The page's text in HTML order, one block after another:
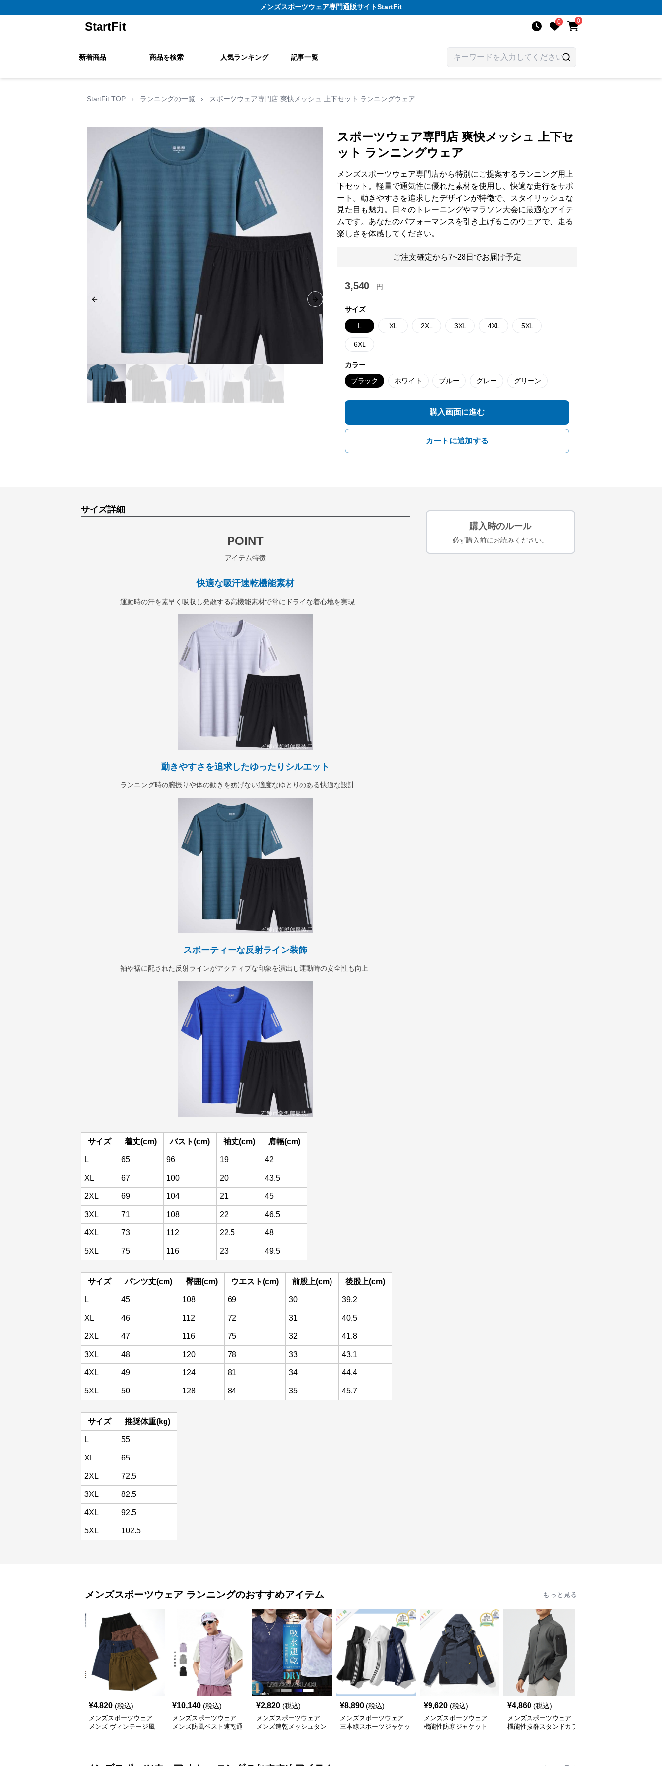
メンズスポーツウェア専門通販サイトStartFit
StartFit 0 0
新着商品 商品を検索 人気ランキング 記事一覧
StartFit TOP › ランニングの一覧 › スポーツウェア専門店 爽快メッシュ 上下セット ランニングウェア
Previous slide Next slide
スポーツウェア専門店 爽快メッシュ 上下セ
ット ランニングウェア
メンズスポーツウェア専門店から特別にご提案するランニング用上
下セット。軽量で通気性に優れた素材を使用し、快適な走行をサポ
ート。動きやすさを追求したデザインが特徴で、スタイリッシュな
見た目も魅力。日々のトレーニングやマラソン大会に最適なアイテ
ムです。あなたのパフォーマンスを引き上げるこのウェアで、走る
楽しさを体感してください。
ご注文確定から7~28日でお届け予定
3,540 円
サイズ
L XL 2XL 3XL 4XL 5XL
6XL
カラー
ブラック ホワイト ブルー グレー グリーン
購入画面に進む
カートに追加する
サイズ詳細
POINT
アイテム特徴
快適な吸汗速乾機能素材
運動時の汗を素早く吸収し発散する高機能素材で常にドライな着心地を実現
動きやすさを追求したゆったりシルエット
ランニング時の腕振りや体の動きを妨げない適度なゆとりのある快適な設計
スポーティーな反射ライン装飾
袖や裾に配された反射ラインがアクティブな印象を演出し運動時の安全性も向上
サイズ 着丈(cm) バスト(cm) 袖丈(cm) 肩幅(cm)
L 65 96 19 42
XL 67 100 20 43.5
2XL 69 104 21 45
3XL 71 108 22 46.5
4XL 73 112 22.5 48
5XL 75 116 23 49.5
サイズ パンツ丈(cm) 臀囲(cm) ウエスト(cm) 前股上(cm) 後股上(cm)
L 45 108 69 30 39.2
XL 46 112 72 31 40.5
2XL 47 116 75 32 41.8
3XL 48 120 78 33 43.1
4XL 49 124 81 34 44.4
5XL 50 128 84 35 45.7
サイズ 推奨体重(kg)
L 55
XL 65
2XL 72.5
3XL 82.5
4XL 92.5
5XL 102.5
購入時のルール
必ず購入前にお読みください。
メンズスポーツウェア ランニングのおすすめアイテム もっと見る
¥4,820 (税込)
メンズスポーツウェア
メンズ ヴィンテージ風
¥10,140 (税込)
メンズスポーツウェア
メンズ防風ベスト速乾通
¥2,820 (税込)
メンズスポーツウェア
メンズ速乾メッシュタン
¥8,890 (税込)
メンズスポーツウェア
三本線スポーツジャケッ
¥9,620 (税込)
メンズスポーツウェア
機能性防寒ジャケット
¥4,860 (税込)
メンズスポーツウェア
機能性抜群スタンドカラ